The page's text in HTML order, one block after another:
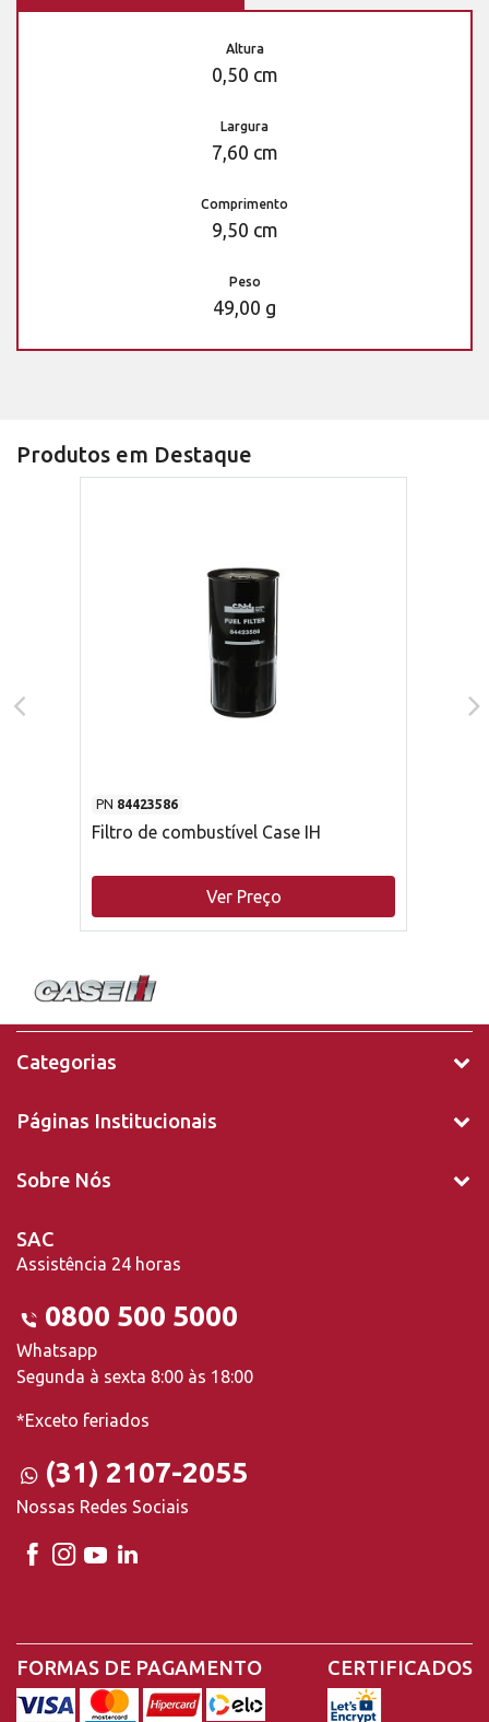
Altura
0,50 cm
Largura
7,60 cm
Comprimento
9,50 cm
Peso
49,00 g
Produtos em Destaque
PN 84423586
Filtro de combustível Case IH
Ver Preço
Categorias
Páginas Institucionais
Sobre Nós
SAC
Assistência 24 horas
0800 500 5000
Whatsapp
Segunda à sexta 8:00 às 18:00
*Exceto feriados
(31) 2107-2055
Nossas Redes Sociais
FORMAS DE PAGAMENTO CERTIFICADOS